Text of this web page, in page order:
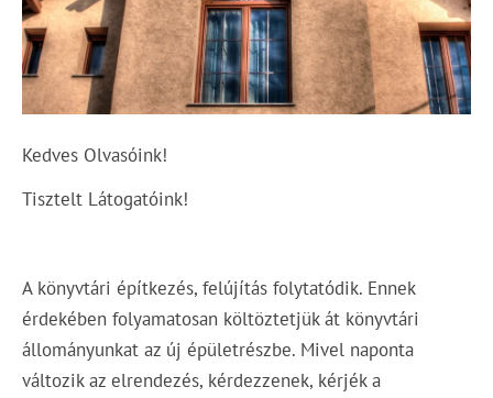
Kedves Olvasóink!
Tisztelt Látogatóink!
A könyvtári építkezés, felújítás folytatódik. Ennek
érdekében folyamatosan költöztetjük át könyvtári
állományunkat az új épületrészbe. Mivel naponta
változik az elrendezés, kérdezzenek, kérjék a